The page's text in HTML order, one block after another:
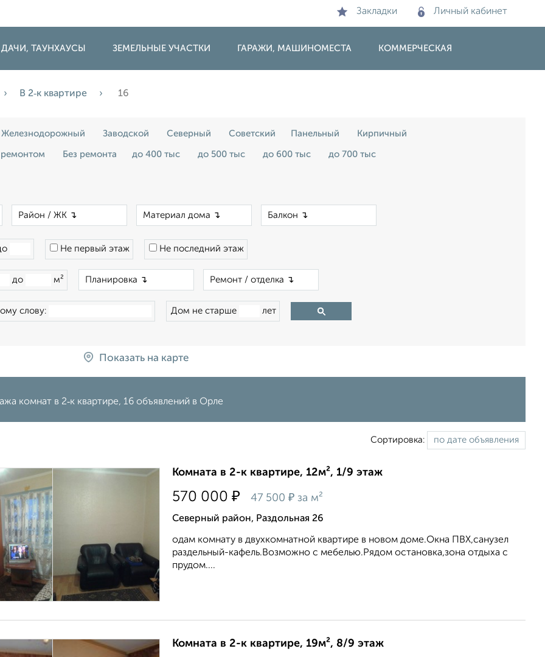
Закладки Личный кабинет
ТАУНХАУСЫ ЗЕМЕЛЬНЫЕ УЧАСТКИ ГАРАЖИ, МАШИНОМЕСТА КОММЕРЧЕСКАЯ
В 2‑к квартире 16
Железнодорожный Заводской Северный Советский Панельный Кирпичный
Без ремонта до 400 тыс до 500 тыс до 600 тыс до 700 тыс
Не первый этаж Не последний этаж
до м²
слову: Дом не старше лет
Показать на карте
комнат в 2‑к квартире, 16 объявлений в Орле
Сортировка:
Комната в 2-к квартире, 12м², 1/9 этаж
570 000 ₽ 47 500 ₽ за м²
Северный район, Раздольная 26
одам комнату в двухкомнатной квартире в новом доме.Окна ПВХ,санузел
раздельный-кафель.Возможно с мебелью.Рядом остановка,зона отдыха с
прудом....
Комната в 2-к квартире, 19м², 8/9 этаж